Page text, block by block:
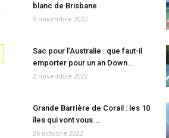
blanc de Brisbane
9 novembre 2022
Sac pour l’Australie : que faut-il
emporter pour un an Down...
2 novembre 2022
Grande Barrière de Corail : les 10
îles qui vont vous...
26 octobre 2022